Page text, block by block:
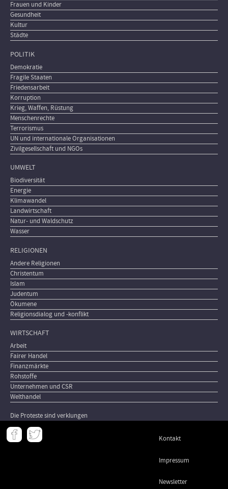
Frauen und Kinder
Gesundheit
Kultur
Städte
POLITIK
Demokratie
Fragile Staaten
Friedensarbeit
Korruption
Krieg, Waffen, Rüstung
Menschenrechte
Terrorismus
UN und internationale Organisationen
Zivilgesellschaft und NGOs
UMWELT
Biodiversität
Energie
Klimawandel
Landwirtschaft
Natur- und Waldschutz
Wasser
RELIGIONEN
Andere Religionen
Christentum
Islam
Judentum
Ökumene
Religionsdialog und -konflikt
WIRTSCHAFT
Arbeit
Fairer Handel
Finanzmärkte
Rohstoffe
Unternehmen und CSR
Welthandel
Die Proteste sind verklungen
Meta
- Kontakt
Impressum
Newsletter